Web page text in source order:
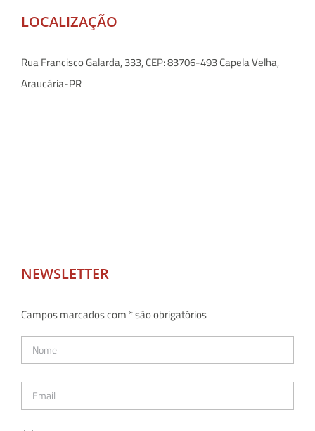
LOCALIZAÇÃO
Rua Francisco Galarda, 333, CEP: 83706-493 Capela Velha,
Araucária-PR
NEWSLETTER
Campos marcados com * são obrigatórios